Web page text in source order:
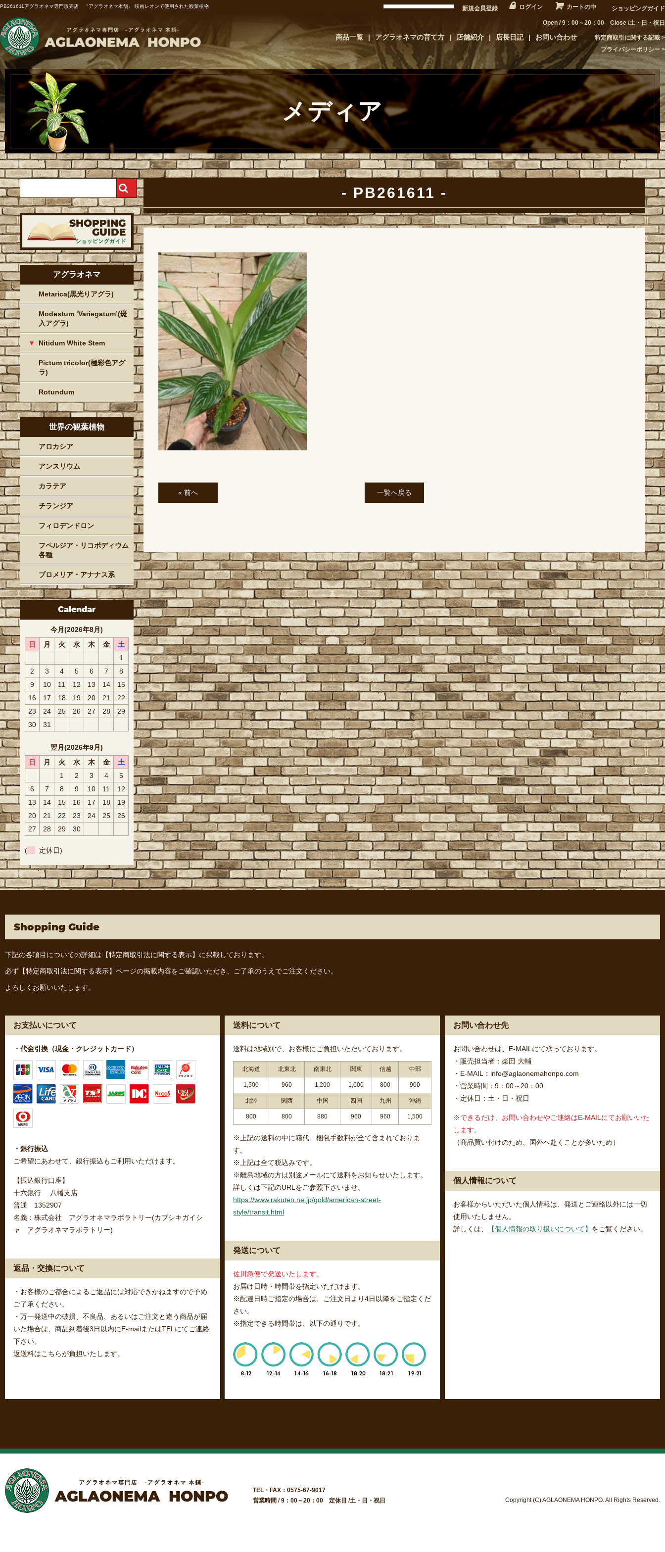
PB261611アグラオネマ専門販売店 『アグラオネマ本舗』 映画レオンで使用された観葉植物 新規会員登録 ログイン カートの中 ショッピングガイド
Open / 9：00～20：00 Close /土・日・祝日
商品一覧 アグラオネマの育て方 店舗紹介 店長日記 お問い合わせ
特定商取引に関する記載
プライバシーポリシー
メディア
PB261611
« 前へ 一覧へ戻る
アグラオネマ
Metarica(黒光りアグラ)
Modestum ‘Variegatum’(斑
入アグラ)
Nitidum White Stem
Pictum tricolor(極彩色アグ
ラ)
Rotundum
世界の観葉植物
アロカシア
アンスリウム
カラテア
チランジア
フィロデンドロン
フペルジア・リコポディウム
各種
ブロメリア・アナナス系
Calendar
今月(2026年8月)
日
月 火 水 木 金
土
1
2
3 4 5 6 7
8
9
10 11 12 13 14
15
16
17 18 19 20 21
22
23
24 25 26 27 28
29
30
31
翌月(2026年9月)
日
月 火 水 木 金
土
1
2 3 4
5
6
7 8 9 10 11
12
13
14 15 16 17 18
19
20
21 22 23 24 25
26
27
28 29 30
( 定休日)
Shopping Guide
下記の各項目についての詳細は 【特定商取引法に関する表示】 に掲載しております。
必ず 【特定商取引法に関する表示】 ページの掲載内容をご確認いただき、ご了承のうえでご注文ください。
よろしくお願いいたします。
お支払いについて
・代金引換（現金・クレジットカード）
・銀行振込
ご希望にあわせて、銀行振込もご利用いただけます。
【振込銀行口座】
十六銀行 八幡支店
普通 1352907
名義：株式会社 アグラオネマラボラトリー(カブシキガイシ
ャ アグラオネマラボラトリー)
返品・交換について
・お客様のご都合によるご返品には対応できかねますので予め
ご了承ください。
・万一発送中の破損、不良品、あるいはご注文と違う商品が届
いた場合は、商品到着後3日以内にE-mailまたはTELにてご連絡
下さい。
返送料はこちらが負担いたします。
送料について
送料は地域別で、お客様にご負担いただいております。
北海道 北東北 南東北 関東 信越 中部
1,500 960 1,200 1,000 800 900
北陸 関西 中国 四国 九州 沖縄
800 800 880 960 960 1,500
※上記の送料の中に箱代、梱包手数料が全て含まれておりま
す。
※上記は全て税込みです。
※離島地域の方は別途メールにて送料をお知らせいたします。
詳しくは下記のURLをご参照下さいませ。
https://www.rakuten.ne.jp/gold/american-street-
style/transit.html
発送について
佐川急便で発送いたします。
お届け日時・時間帯を指定いただけます。
※配達日時ご指定の場合は、ご注文日より4日以降をご指定くだ
さい。
※指定できる時間帯は、以下の通りです。
お問い合わせ先
お問い合わせは、E-MAILにて承っております。
・販売担当者：柴田 大輔
・E-MAIL：info@aglaonemahonpo.com
・営業時間：9：00～20：00
・定休日：土・日・祝日
※できるだけ、お問い合わせやご連絡はE-MAILにてお願いいた
します。
（商品買い付けのため、国外へ赴くことが多いため）
個人情報について
お客様からいただいた個人情報は、発送とご連絡以外には一切
使用いたしません。
詳しくは、
【個人情報の取り扱いについて】 をご覧ください。
TEL・FAX：0575-67-9017
営業時間 / 9：00～20：00 定休日 /土・日・祝日
Copyright (C) AGLAONEMA HONPO. All Rights Reserved.